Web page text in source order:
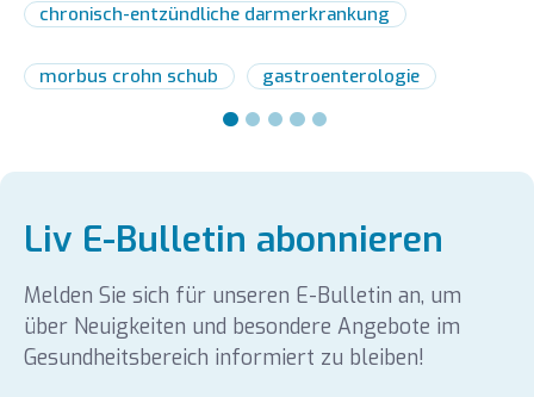
chronisch-entzündliche darmerkrankung
morbus crohn schub gastroenterologie
Liv E-Bulletin abonnieren
Melden Sie sich für unseren E-Bulletin an, um
über Neuigkeiten und besondere Angebote im
Gesundheitsbereich informiert zu bleiben!